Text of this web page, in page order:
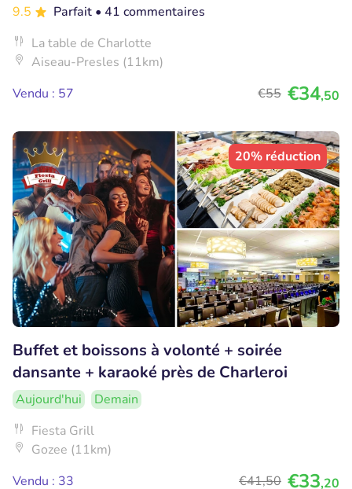
9.5 Parfait • 41 commentaires
La table de Charlotte
Aiseau-Presles (11km)
Vendu : 57
€55 €34,50
20% réduction
Buffet et boissons à volonté + soirée
dansante + karaoké près de Charleroi
Aujourd'hui
Demain
Fiesta Grill
Gozee (11km)
Vendu : 33
€41,50 €33,20